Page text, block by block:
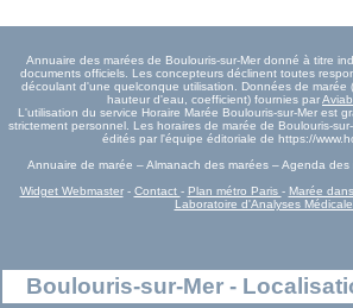
Annuaire des marées de Boulouris-sur-Mer donné à titre
documents officiels. Les concepteurs déclinent toutes
découlant d'une quelconque utilisation. Données de marée
hauteur d'eau, coefficient) fournies par
L'utilisation du service Horaire Marée Boulouris-sur-Mer est
strictement personnel. Les horaires de marée de Boulouris-
édités par l'équipe éditoriale de https://
Annuaire de marée – Almanach des marées – Agenda
Widget Webmaster- Contact - Plan métro Paris - Marée
Laboratoire d'Analyses
Boulouris-sur-Mer -